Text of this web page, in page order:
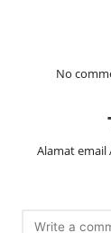
No
Alamat email